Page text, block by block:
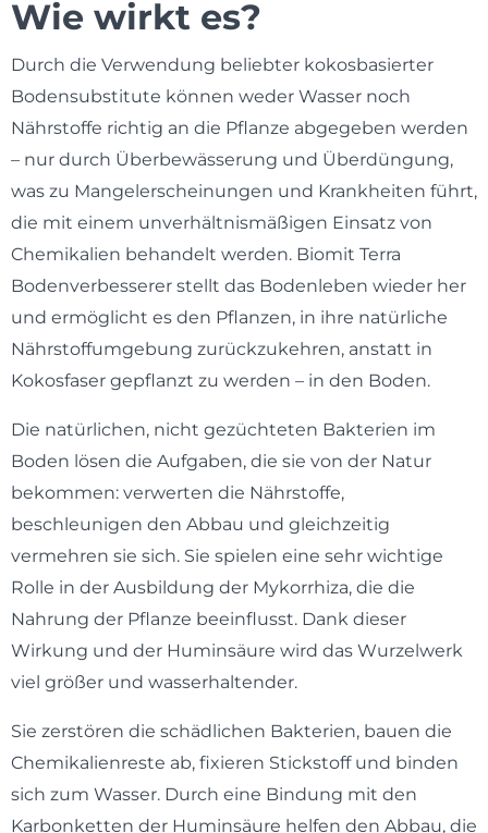
Wie wirkt es?
Durch die Verwendung beliebter kokosbasierter
Bodensubstitute können weder Wasser noch
Nährstoffe richtig an die Pflanze abgegeben werden
– nur durch Überbewässerung und Überdüngung,
was zu Mangelerscheinungen und Krankheiten führt,
die mit einem unverhältnismäßigen Einsatz von
Chemikalien behandelt werden. Biomit Terra
Bodenverbesserer stellt das Bodenleben wieder her
und ermöglicht es den Pflanzen, in ihre natürliche
Nährstoffumgebung zurückzukehren, anstatt in
Kokosfaser gepflanzt zu werden – in den Boden.
Die natürlichen, nicht gezüchteten Bakterien im
Boden lösen die Aufgaben, die sie von der Natur
bekommen: verwerten die Nährstoffe,
beschleunigen den Abbau und gleichzeitig
vermehren sie sich. Sie spielen eine sehr wichtige
Rolle in der Ausbildung der Mykorrhiza, die die
Nahrung der Pflanze beeinflusst. Dank dieser
Wirkung und der Huminsäure wird das Wurzelwerk
viel größer und wasserhaltender.
Sie zerstören die schädlichen Bakterien, bauen die
Chemikalienreste ab, fixieren Stickstoff und binden
sich zum Wasser. Durch eine Bindung mit den
Karbonketten der Huminsäure helfen den Abbau, die